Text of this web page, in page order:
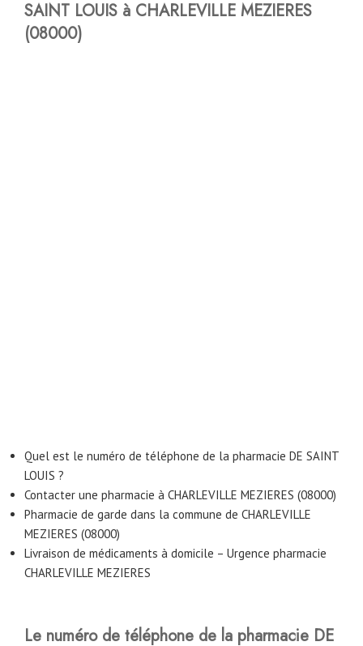
SAINT LOUIS à CHARLEVILLE MEZIERES
(08000)
Quel est le numéro de téléphone de la pharmacie DE SAINT
LOUIS ?
Contacter une pharmacie à CHARLEVILLE MEZIERES (08000)
Pharmacie de garde dans la commune de CHARLEVILLE
MEZIERES (08000)
Livraison de médicaments à domicile – Urgence pharmacie
CHARLEVILLE MEZIERES
Le numéro de téléphone de la pharmacie DE